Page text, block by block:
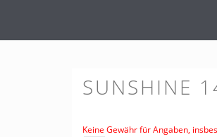
SUNSHINE
Keine Gewähr für Angaben,